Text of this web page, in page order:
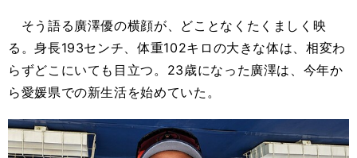
そう語る廣澤優の横顔が、どことなくたくましく映
る。身長193センチ、体重102キロの大きな体は、相変わ
らずどこにいても目立つ。23歳になった廣澤は、今年か
ら愛媛県での新生活を始めていた。